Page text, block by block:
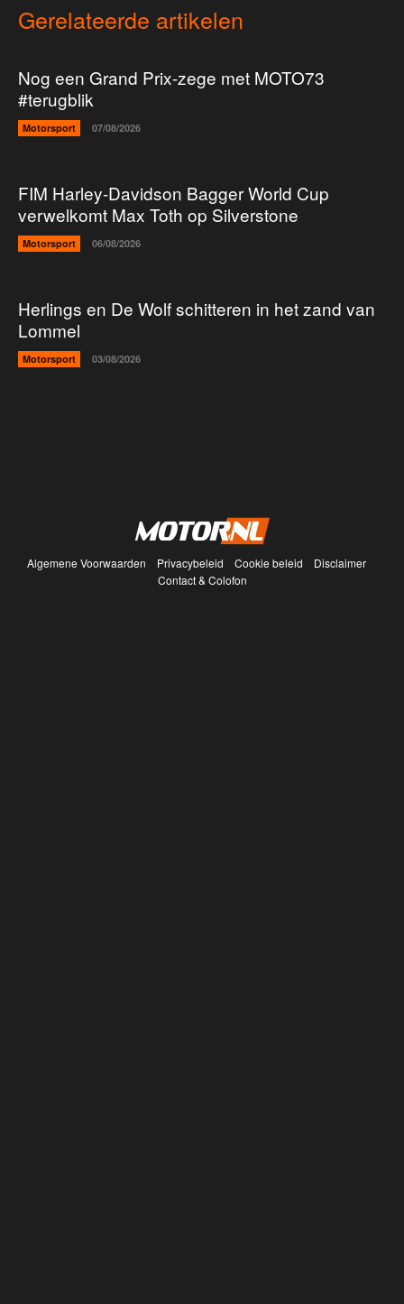
Gerelateerde artikelen
Nog een Grand Prix-zege met MOTO73
#terugblik
Motorsport 07/08/2026
FIM Harley-Davidson Bagger World Cup
verwelkomt Max Toth op Silverstone
Motorsport 06/08/2026
Herlings en De Wolf schitteren in het zand van
Lommel
Motorsport 03/08/2026
Algemene Voorwaarden Privacybeleid Cookie beleid
Disclaimer
Contact & Colofon